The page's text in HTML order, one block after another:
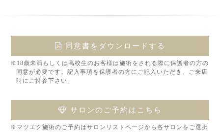
同意書をダウンロードする
※18歳未満もしくは高校生のお客様は施術をされる際に保護者の方の
同意が必要です。記入事項を保護者の方にご記入いただき、ご来店
時にご持参下さい。
サロンのご予約はこちら
※マツエク施術のご予約はサロンリストページから各サロンをご選択